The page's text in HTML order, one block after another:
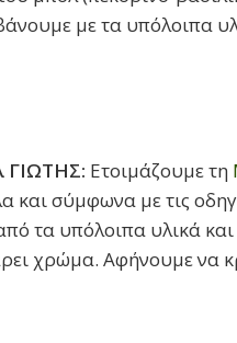
με τα υπόλοιπα
ΓΙΩΤΗΣ: Ετοιμάζουμε τη
και σύμφωνα με τις
τα υπόλοιπα υλικά
χρώμα. Αφήνουμε να